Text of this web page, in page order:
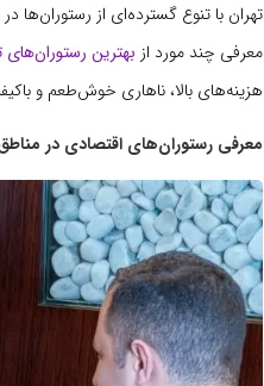
تهران با تنوع گسترده‌ای از
معرفی چند مورد از بهترین
هزینه‌های بالا، ناهاری خوش‌طعم و
معرفی رستوران‌های اقتصادی در